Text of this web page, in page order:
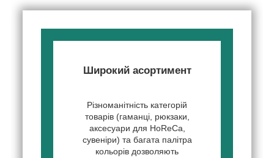
Широкий асортимент
Різноманітність категорій
товарів (гаманці, рюкзаки,
аксесуари для HoReCa,
сувеніри) та багата палітра
кольорів дозволяють